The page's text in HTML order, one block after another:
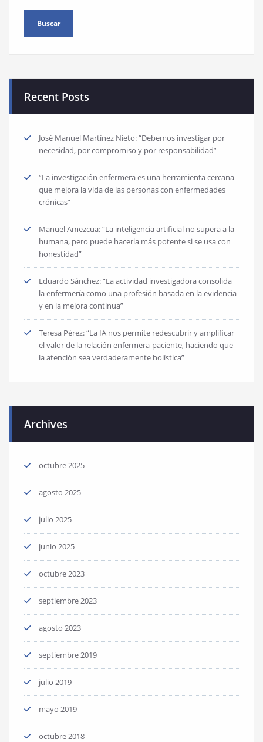
Recent Posts
José Manuel Martínez Nieto: “Debemos investigar por
necesidad, por compromiso y por responsabilidad”
“La investigación enfermera es una herramienta cercana
que mejora la vida de las personas con enfermedades
crónicas”
Manuel Amezcua: “La inteligencia artificial no supera a la
humana, pero puede hacerla más potente si se usa con
honestidad”
Eduardo Sánchez: “La actividad investigadora consolida
la enfermería como una profesión basada en la evidencia
y en la mejora continua”
Teresa Pérez: “La IA nos permite redescubrir y amplificar
el valor de la relación enfermera-paciente, haciendo que
la atención sea verdaderamente holística”
Archives
octubre 2025
agosto 2025
julio 2025
junio 2025
octubre 2023
septiembre 2023
agosto 2023
septiembre 2019
julio 2019
mayo 2019
octubre 2018